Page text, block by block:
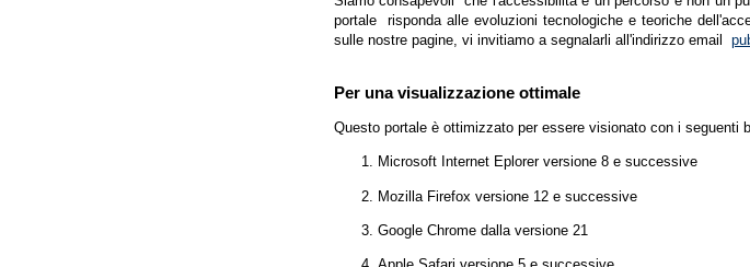
portale risponda alle evoluzioni tecnologiche e teoriche
sulle nostre pagine, vi invitiamo a segnalarli all'indirizzo email
Per una visualizzazione ottimale
Questo portale è ottimizzato per essere visionato con i seguenti
Microsoft Internet Eplorer versione 8 e successive
Mozilla Firefox versione 12 e successive
Google Chrome dalla versione 21